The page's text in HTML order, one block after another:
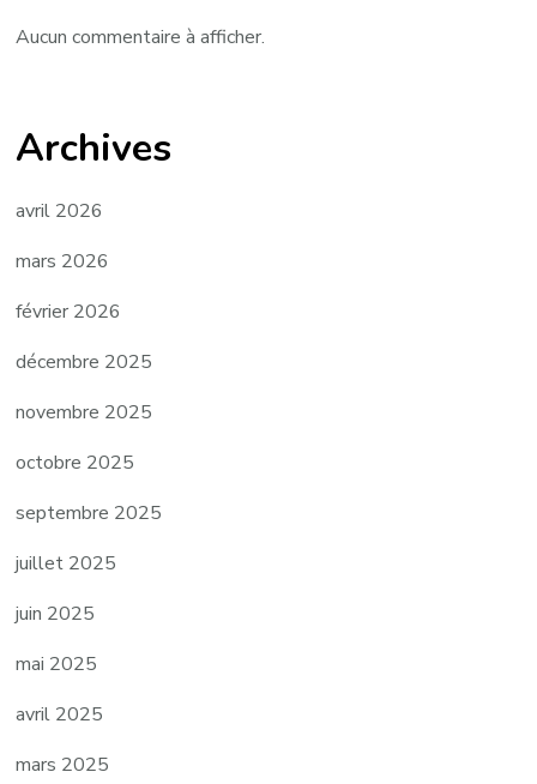
Aucun commentaire à afficher.
Archives
avril 2026
mars 2026
février 2026
décembre 2025
novembre 2025
octobre 2025
septembre 2025
juillet 2025
juin 2025
mai 2025
avril 2025
mars 2025